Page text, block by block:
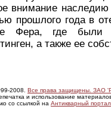
внимание
прошлого года в
Фера, где были
а также ее
2008. Все права защищены. ЗАО
и использование
со ссылкой на Антикварный